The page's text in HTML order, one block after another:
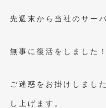
2023年10月 (2)
2023年4月 (1)
2022年12月
先週末から当社のサー
無事に復活をしました！
ご迷惑をお掛けしまし
し上げます。